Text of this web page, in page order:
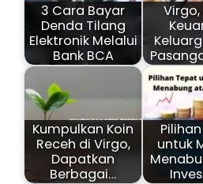
3 Cara Bayar
Denda Tilang
Elektronik Melalui
Bank BCA
Virgo,
Kumpulkan Koin
Receh di Virgo,
Dapatkan
Berbagai…
untuk